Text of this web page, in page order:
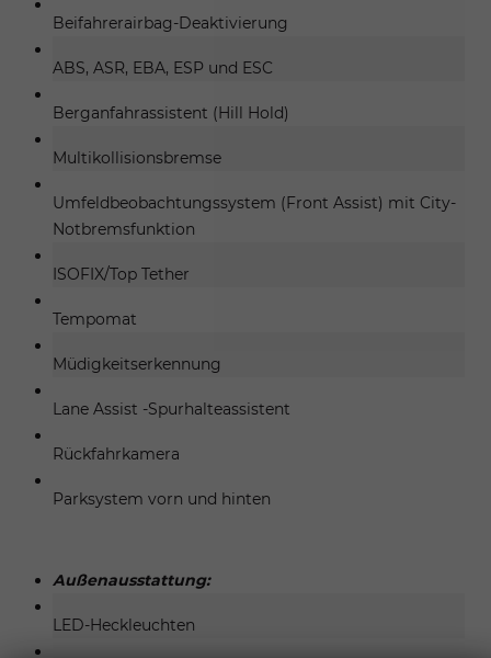
Beifahrerairbag-Deaktivierung
ABS, ASR, EBA, ESP und ESC
Berganfahrassistent (Hill Hold)
Multikollisionsbremse
Umfeldbeobachtungssystem (Front Assist) mit City-
Notbremsfunktion
ISOFIX/Top Tether
Tempomat
Müdigkeitserkennung
Lane Assist -Spurhalteassistent
Rückfahrkamera
Parksystem vorn und hinten
Außenausstattung:
LED-Heckleuchten